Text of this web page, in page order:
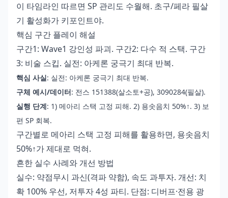
이 타임라인 따르면 SP 관리도 수월해. 초구/페라 필살
기 활성화가 키포인트야.
핵심 구간 플레이 해설
구간1: Wave1 강인성 파괴. 구간2: 다수 적 스택. 구간
3: 비술 스킵. 실전: 아케론 궁극기 최대 반복.
핵심 사실: 실전: 아케론 궁극기 최대 반복.
구체 예시/데이터: 전스 151388(살소토+공), 3090284(필살).
실행 단계: 1) 메아리 스택 고정 피해. 2) 용솟음치 50%↑. 3) 보
편 SP 회복.
구간별로 메아리 스택 고정 피해를 활용하면, 용솟음치
50%↑가 제대로 먹혀.
흔한 실수 사례와 개선 방법
실수: 약점무시 과신(격파 약함), 속도 과투자. 개선: 치
확 100% 우선, 저투자 4성 파티. 단점: 디버프·전용 광